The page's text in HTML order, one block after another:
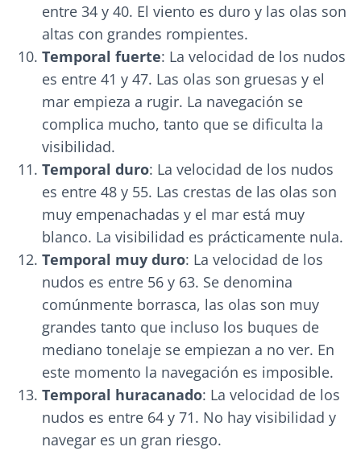
entre 34 y 40. El viento es duro y las olas son
altas con grandes rompientes.
Temporal fuerte: La velocidad de los nudos
es entre 41 y 47. Las olas son gruesas y el
mar empieza a rugir. La navegación se
complica mucho, tanto que se dificulta la
visibilidad.
Temporal duro: La velocidad de los nudos
es entre 48 y 55. Las crestas de las olas son
muy empenachadas y el mar está muy
blanco. La visibilidad es prácticamente nula.
Temporal muy duro: La velocidad de los
nudos es entre 56 y 63. Se denomina
comúnmente borrasca, las olas son muy
grandes tanto que incluso los buques de
mediano tonelaje se empiezan a no ver. En
este momento la navegación es imposible.
Temporal huracanado: La velocidad de los
nudos es entre 64 y 71. No hay visibilidad y
navegar es un gran riesgo.